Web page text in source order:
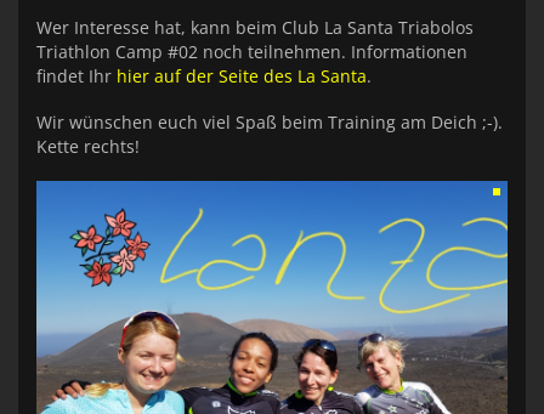
Wer Interesse hat, kann beim Club La Santa Triabolos
Triathlon Camp #02 noch teilnehmen. Informationen
findet Ihr hier auf der Seite des La Santa.
Wir wünschen euch viel Spaß beim Training am Deich ;-).
Kette rechts!